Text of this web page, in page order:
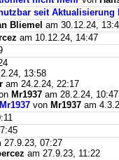
seit Aktualisierung
Bliemel am 30.12.24,
am 10.12.24, 14:47
13:58
am 24.2.24, 22:17
Mr1937 am 28.2.24, 10:47
von Mr1937 am
27.9.23, 07:27
am 27.9.23, 11:22